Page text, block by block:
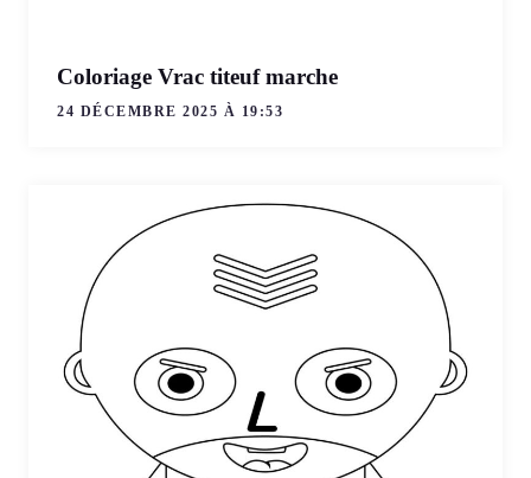
Coloriage Vrac titeuf marche
24 DÉCEMBRE 2025 À 19:53